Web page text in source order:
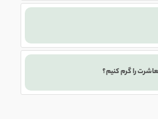
را گرم کنیم؟